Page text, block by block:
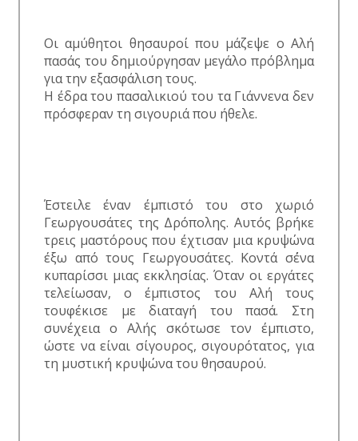
Οι αμύθητοι θησαυροί που μάζεψε ο Αλή
πασάς του δημιούργησαν μεγάλο πρόβλημα
για την εξασφάλιση τους.
Η έδρα του πασαλικιού του τα Γιάννενα δεν
πρόσφεραν τη σιγουριά που ήθελε.
Έστειλε έναν έμπιστό του στο χωριό
Γεωργουσάτες της Δρόπολης. Αυτός βρήκε
τρεις μαστόρους που έχτισαν μια κρυψώνα
έξω από τους Γεωργουσάτες. Κοντά σ΄ένα
κυπαρίσσι μιας εκκλησίας. Όταν οι εργάτες
τελείωσαν, ο έμπιστος του Αλή τους
τουφέκισε με διαταγή του πασά. Στη
συνέχεια ο Αλής σκότωσε τον έμπιστο,
ώστε να είναι σίγουρος, σιγουρότατος, για
τη μυστική κρυψώνα του θησαυρού.